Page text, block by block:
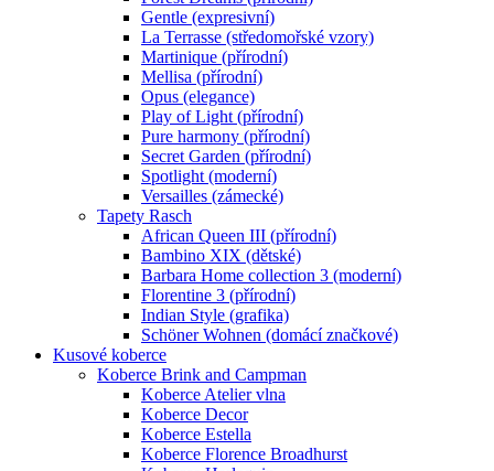
Gentle (expresivní)
La Terrasse (středomořské vzory)
Martinique (přírodní)
Mellisa (přírodní)
Opus (elegance)
Play of Light (přírodní)
Pure harmony (přírodní)
Secret Garden (přírodní)
Spotlight (moderní)
Versailles (zámecké)
Tapety Rasch
African Queen III (přírodní)
Bambino XIX (dětské)
Barbara Home collection 3 (moderní)
Florentine 3 (přírodní)
Indian Style (grafika)
Schöner Wohnen (domácí značkové)
Kusové koberce
Koberce Brink and Campman
Koberce Atelier vlna
Koberce Decor
Koberce Estella
Koberce Florence Broadhurst